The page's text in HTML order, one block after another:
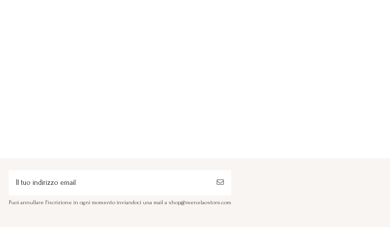
Puoi annullare l'iscrizione in ogni momento inviandoci una mail a shop@menelaostore.com